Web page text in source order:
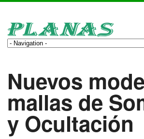
Nuevos
mallas de
y Ocultación